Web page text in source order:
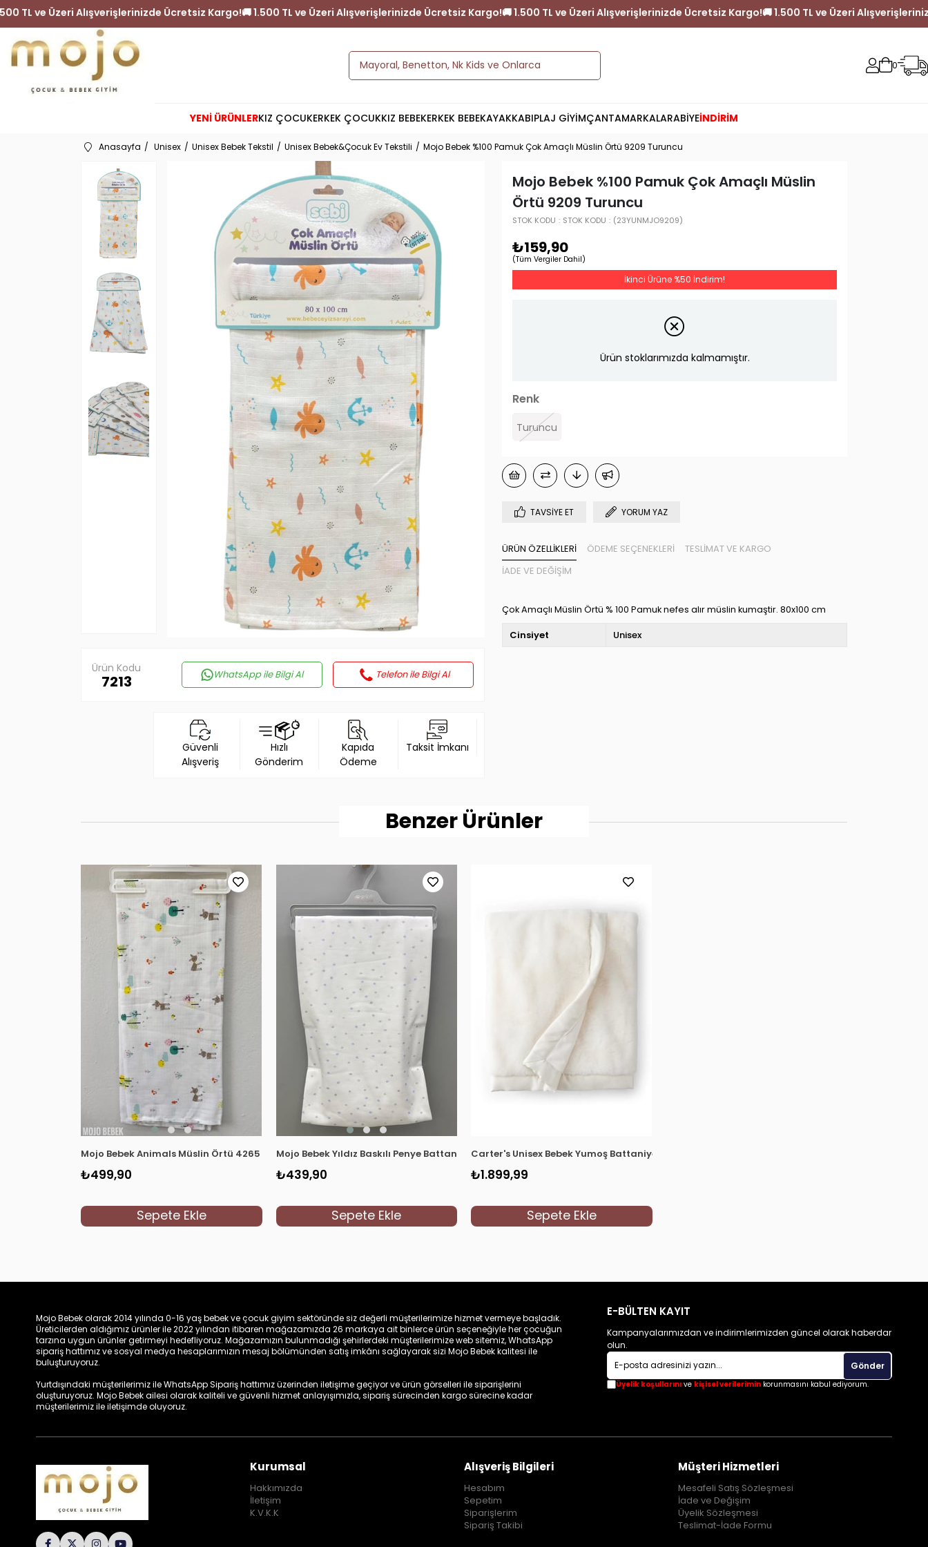
🚚 1.500 TL ve Üzeri Alışverişlerinizde Ücretsiz Kargo!🚚 1.500 TL ve Üzeri Alışverişlerinizde Ücretsiz Kargo!🚚 1.500 TL ve Üzeri Alışverişlerinizde Ücretsiz Kargo!🚚 1.500 TL ve Üzeri
0
YENİ ÜRÜNLERKIZ ÇOCUKERKEK ÇOCUKKIZ BEBEKERKEK BEBEKAYAKKABIPLAJ GİYİMÇANTAMARKALARABİYEİNDİRİM
Anasayfa Unisex Unisex Bebek Tekstil Unisex Bebek&Çocuk Ev Tekstili Mojo Bebek %100 Pamuk Çok Amaçlı Müslin Örtü 9209 Turuncu
Ürün Kodu
7213 WhatsApp ile Bilgi Al Telefon ile Bilgi Al
Güvenli
Alışveriş
Hızlı
Gönderim
Kapıda
Ödeme
Taksit İmkanı
Mojo Bebek %100 Pamuk Çok Amaçlı Müslin
Örtü 9209 Turuncu
(23YUNMJO9209)
STOK KODU STOK KODU
₺159,90
(Tüm Vergiler Dahil)
İkinci Ürüne %50 İndirim!
Ürün stoklarımızda kalmamıştır.
Renk
Turuncu
TAVSIYE ET YORUM YAZ
ÜRÜN ÖZELLIKLERI ÖDEME SEÇENEKLERI
TESLIMAT VE KARGO
İADE VE DEĞIŞIM
Çok Amaçlı Müslin Örtü % 100 Pamuk nefes alır müslin kumaştir. 80x100 cm
Cinsiyet Unisex
Benzer Ürünler
Mojo Bebek Animals Müslin Örtü 4265 Beyaz
₺499,90
Sepete Ekle
Mojo Bebek Yıldız Baskılı Penye Battaniye 1563 Beyaz-Mavi
₺439,90
Sepete Ekle
Carter's Unisex Bebek Yumoş Battaniye Beyaz
₺1.899,99
Sepete Ekle
Mojo Bebek olarak 2014 yılında 0-16 yaş bebek ve çocuk giyim sektöründe siz değerli müşterilerimize hizmet vermeye başladık.
Üreticilerden aldığımız ürünler ile 2022 yılından itibaren mağazamızda 26 markaya ait binlerce ürün seçeneğiyle her çocuğun
tarzına uygun ürünler getirmeyi hedefliyoruz. Mağazamızın bulunmadığı şehirlerdeki müşterilerimize web sitemiz, WhatsApp
sipariş hattımız ve sosyal medya hesaplarımızın mesaj bölümünden satış imkânı sağlayarak sizi Mojo Bebek kalitesi ile
buluşturuyoruz.
Yurtdışındaki müşterilerimiz ile WhatsApp Sipariş hattımız üzerinden iletişime geçiyor ve ürün görselleri ile siparişlerini
oluşturuyoruz. Mojo Bebek ailesi olarak kaliteli ve güvenli hizmet anlayışımızla, sipariş sürecinden kargo sürecine kadar
müşterilerimiz ile iletişimde oluyoruz.
E-BÜLTEN KAYIT
Kampanyalarımızdan ve indirimlerimizden güncel olarak haberdar
olun.
Gönder
Üyelik koşullarınıve kişisel verileriminkorunmasını kabul ediyorum.
Kurumsal
Hakkımızda
İletişim
K.V.K.K
Alışveriş Bilgileri
Hesabım
Sepetim
Siparişlerim
Sipariş Takibi
Müşteri Hizmetleri
Mesafeli Satış Sözleşmesi
İade ve Değişim
Üyelik Sözleşmesi
Teslimat-İade Formu